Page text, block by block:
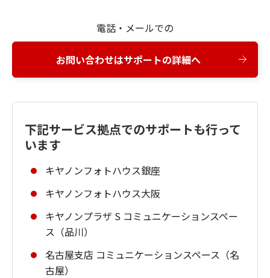
電話・メールでの
お問い合わせはサポートの詳細へ
下記サービス拠点でのサポートも行って
います
キヤノンフォトハウス銀座
キヤノンフォトハウス大阪
キヤノンプラザ S コミュニケーションスペー
ス（品川）
名古屋支店 コミュニケーションスペース（名
古屋）